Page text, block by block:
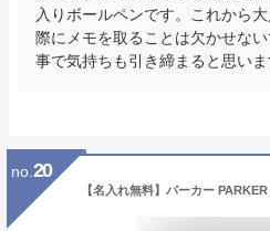
入りボールペンです。これから
際にメモを取ることは欠かせな
事で気持ちも引き締まると思いま
no. 20